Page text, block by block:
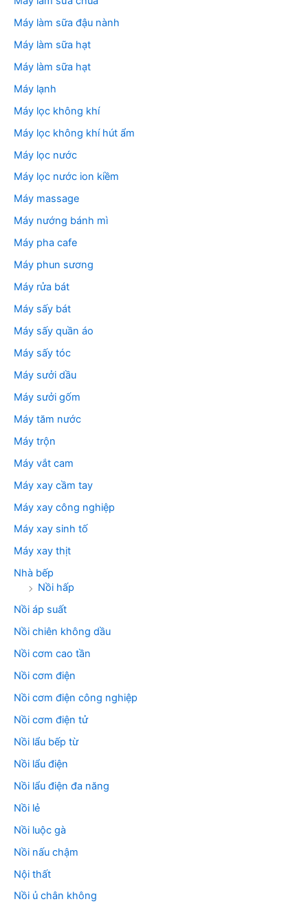
Máy làm sữa đậu nành
Máy làm sữa hạt
Máy làm sữa hạt
Máy lạnh
Máy lọc không khí
Máy lọc không khí hút ẩm
Máy lọc nước
Máy lọc nước ion kiềm
Máy massage
Máy nướng bánh mì
Máy pha cafe
Máy phun sương
Máy rửa bát
Máy sấy bát
Máy sấy quần áo
Máy sấy tóc
Máy sưởi dầu
Máy sưởi gốm
Máy tăm nước
Máy trộn
Máy vắt cam
Máy xay cầm tay
Máy xay công nghiệp
Máy xay sinh tố
Máy xay thịt
Nhà bếp
Nồi hấp
Nồi áp suất
Nồi chiên không dầu
Nồi cơm cao tần
Nồi cơm điện
Nồi cơm điện công nghiệp
Nồi cơm điện tử
Nồi lẩu bếp từ
Nồi lẩu điện
Nồi lẩu điện đa năng
Nồi lẻ
Nồi luộc gà
Nồi nấu chậm
Nội thất
Nồi ủ chân không